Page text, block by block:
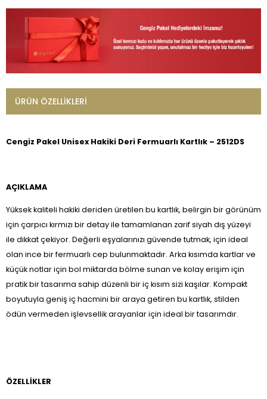
ÜRÜN ÖZELLIKLERI
Cengiz Pakel Unisex Hakiki Deri Fermuarlı Kartlık – 2512DS
AÇIKLAMA
Yüksek kaliteli hakiki deriden üretilen bu kartlık, belirgin bir görünüm
için çarpıcı kırmızı bir detay ile tamamlanan zarif siyah dış yüzeyi
ile dikkat çekiyor. Değerli eşyalarınızı güvende tutmak, için ideal
olan ince bir fermuarlı cep bulunmaktadır. Arka kısımda kartlar ve
küçük notlar için bol miktarda bölme sunan ve kolay erişim için
pratik bir tasarıma sahip düzenli bir iç kısım sizi kaşılar. Kompakt
boyutuyla geniş iç hacmini bir araya getiren bu kartlık, stilden
ödün vermeden işlevsellik arayanlar için ideal bir tasarımdır.
ÖZELLİKLER